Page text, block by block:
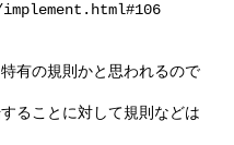
有の規則かと思われるので
ることに対して規則などは